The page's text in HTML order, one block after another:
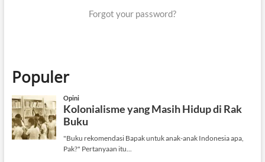
Forgot your password?
Populer